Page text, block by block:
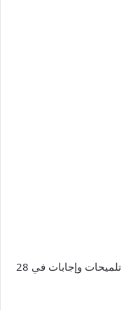
NYT Connections Sports Edition اليوم: تلميحات وإجابات في 28